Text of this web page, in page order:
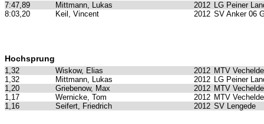
7:47,89 Mittmann, Lukas 2012 LG Peiner
8:03,20
Keil, Vincent 2012 SV Anker 06
Hochsprung
1,32 Wiskow, Elias 2012 MTV Vechelde
1,32
Mittmann, Lukas 2012 LG Peiner
1,20
Griebenow, Max 2012 MTV Vechelde
1,17
Wernicke, Tom 2012 MTV Vechelde
1,16
Seifert, Friedrich 2012 SV Lengede